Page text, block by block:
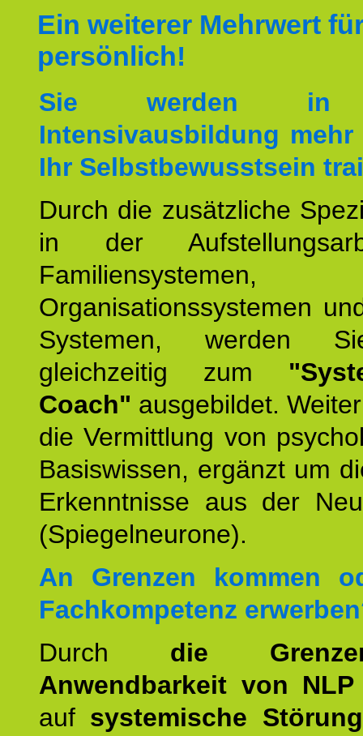
Ein weiterer Mehrwert
persönlich!
Sie werden in
Intensivausbildung
Ihr Selbstbewusstsein
Durch die zusätzliche
in der
Familiensystemen,
Organisationssystemen
Systemen, werden
gleichzeitig zum
Coach" ausgebildet.
die Vermittlung von
Basiswissen, ergänzt um
Erkenntnisse aus der
(Spiegelneurone).
An Grenzen kommen
Fachkompetenz
Durch die
Anwendbarkeit von NLP
auf systemische